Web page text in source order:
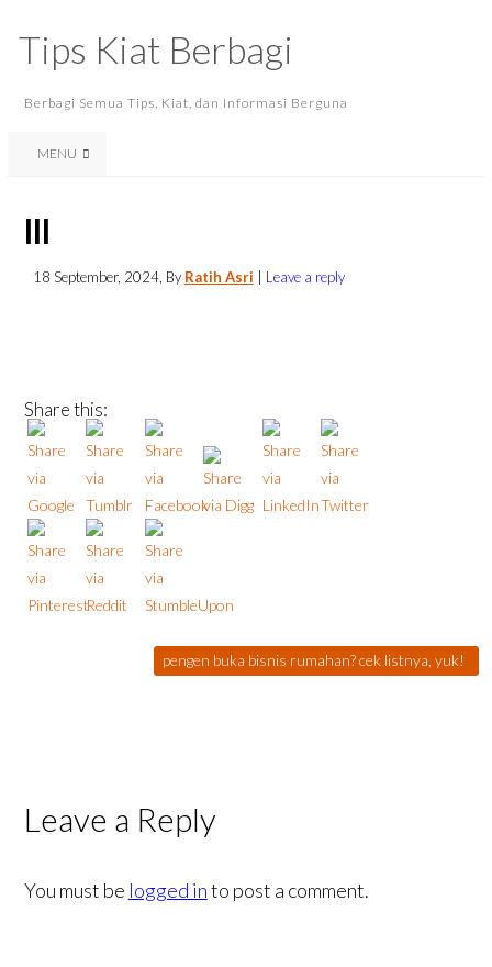
Tips Kiat Berbagi
Berbagi Semua Tips, Kiat, dan Informasi Berguna
MENU
lll
18 September, 2024, By Ratih Asri Leave a reply
Share this:
pengen buka bisnis rumahan? cek listnya, yuk!
Leave a Reply
You must be logged into post a comment.